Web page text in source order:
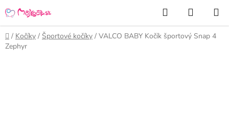
na
obsah
Hľadať
KOŠÍK
Domov
/ Kočíky / Športové kočíky / VALCO BABY Kočík športový Snap 4
Zephyr